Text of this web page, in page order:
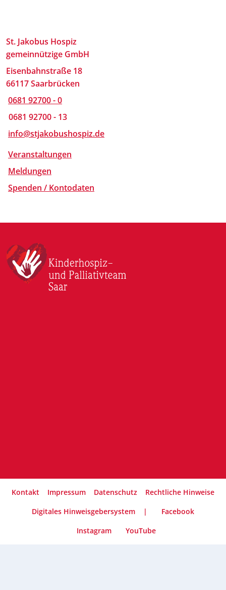
St. Jakobus Hospiz
gemeinnützige GmbH
Eisenbahnstraße 18
66117 Saarbrücken
0681 92700 - 0
0681 92700 - 13
info@stjakobushospiz.de
Veranstaltungen
Meldungen
Spenden / Kontodaten
Kontakt Impressum Datenschutz
Rechtliche Hinweise
Digitales Hinweisgebersystem
|
Facebook
Instagram
YouTube